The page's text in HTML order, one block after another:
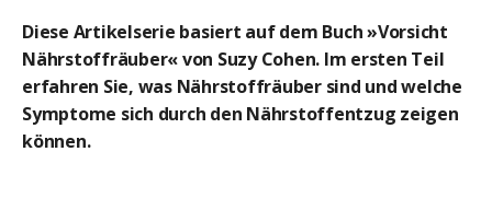
Diese Artikelserie basiert auf dem Buch »Vorsicht
Nährstoffräuber« von Suzy Cohen. Im ersten Teil
erfahren Sie, was Nährstoffräuber sind und welche
Symptome sich durch den Nährstoffentzug zeigen
können.